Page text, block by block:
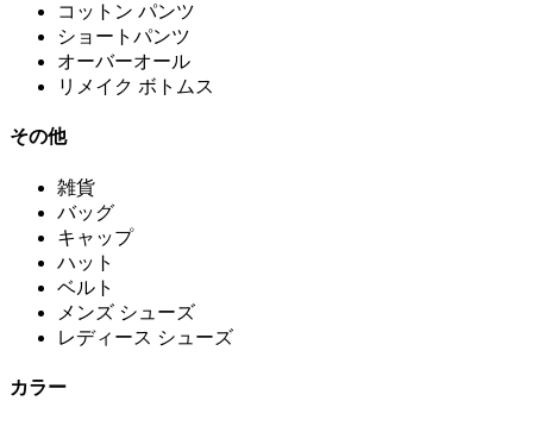
コットン パンツ
ショートパンツ
オーバーオール
リメイク ボトムス
その他
雑貨
バッグ
キャップ
ハット
ベルト
メンズ シューズ
レディース シューズ
カラー